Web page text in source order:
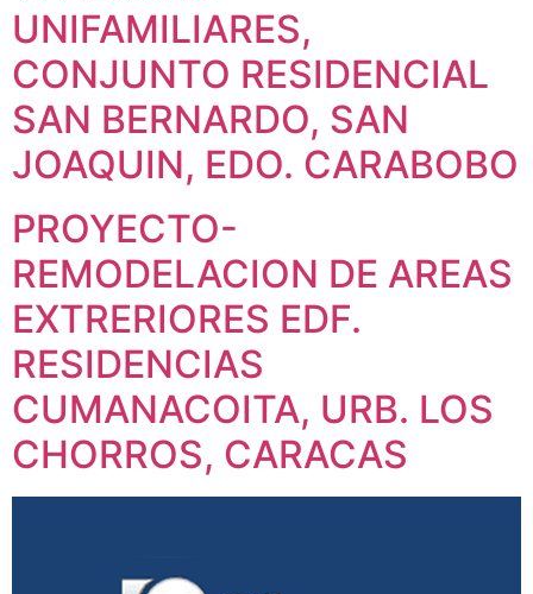
UNIFAMILIARES,
CONJUNTO RESIDENCIAL
SAN BERNARDO, SAN
JOAQUIN, EDO. CARABOBO
PROYECTO-
REMODELACION DE AREAS
EXTRERIORES EDF.
RESIDENCIAS
CUMANACOITA, URB. LOS
CHORROS, CARACAS